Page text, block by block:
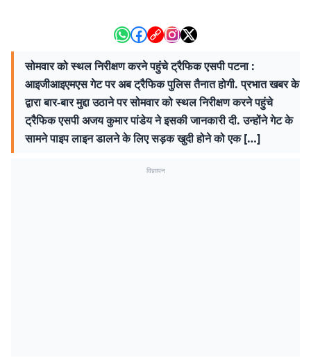
सोमवार को स्थल निरीक्षण करने पहुंचे ट्रैफिक एसपी पटना :
आइजीआइएमएस गेट पर अब ट्रैफिक पुलिस तैनात होगी. प्रभात खबर के
द्वारा बार-बार मुद्दा उठाने पर सोमवार को स्थल निरीक्षण करने पहुंचे
ट्रैफिक एसपी अजय कुमार पांडेय ने इसकी जानकारी दी. उन्होंने गेट के
सामने पाइप लाइन डालने के लिए सड़क खुदी होने को एक […]
विज्ञापन